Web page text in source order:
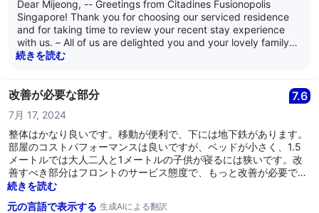
Dear Mijeong, -- Greetings from Citadines Fusionopolis
Singapore! Thank you for choosing our serviced residence
and for taking time to review your recent stay experience
with us. – All of us are delighted you and your lovely family
had an enjoyable and comfortable 8 nights stay with us, and
stayed in. – We are also heartened to learn you found our
residence’s location convenient due to our proximity to many
eateries, a supermarket, and having One North MRT station
within the same building complex. – We are truly humbled
and appreciative of your heartwarming compliment for our
team’s service, and we sincerely thank you for your inspiring
mention. Your compliment has brought much cheer and
motivation to our team members, and we assure you we shall
be thanking them for their dedicated service. Thank you for
making them feel valued too! – We sincerely thank you for
続きを読む
改善が必要な部分 7.6
7月 17, 2024
整体はかなり良いです。移動が便利で、下には地下鉄があります。
部屋のコストパフォーマンスは良いですが、ベッドが小さく、1.5
メートルでは大人二人と1メートルの子供が寝るには狭いです。改
善すべき部分はフロントのサービス態度で、もっと改善が必要で
す。あまり熱心でなく、自発的でもありません。出入りの際に挨拶
続きを読む
元の言語で表示する 生成AIによる翻訳